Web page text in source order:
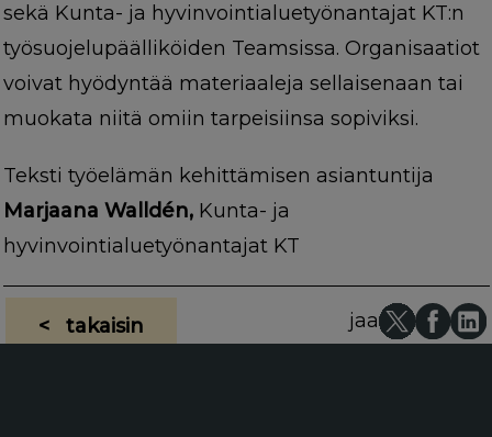
sekä Kunta- ja hyvinvointialuetyönantajat KT:n
työsuojelupäälliköiden Teamsissa. Organisaatiot
voivat hyödyntää materiaaleja sellaisenaan tai
muokata niitä omiin tarpeisiinsa sopiviksi.
Teksti työelämän kehittämisen asiantuntija
Marjaana Walldén,Kunta- ja
hyvinvointialuetyönantajat KT
< takaisin jaa